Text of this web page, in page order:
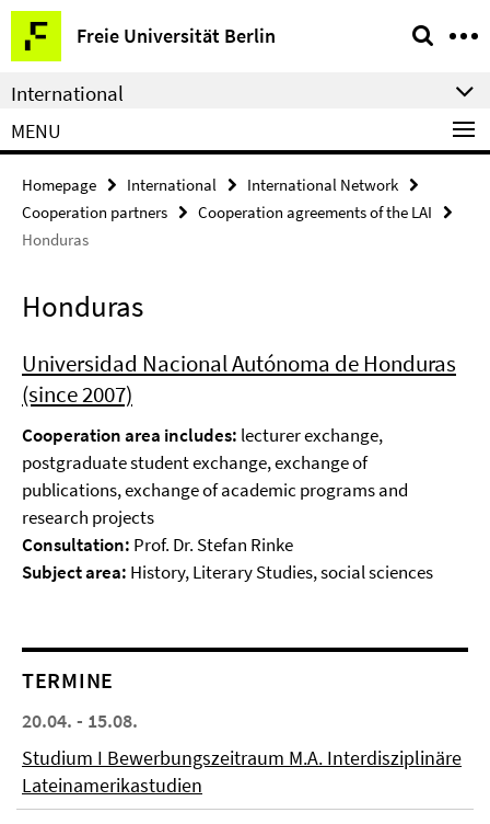
Springe
direkt
zu
Inhalt
Freie Universität Berlin
Service
Navigation
International
MENU
Homepage International
International Network
Cooperation partners
Cooperation agreements of the LAI
Honduras
Honduras
Universidad Nacional Autónoma de Honduras
(since 2007)
Cooperation area includes: lecturer exchange,
postgraduate student exchange, exchange of
publications, exchange of academic programs and
research projects
Consultation: Prof. Dr. Stefan Rinke
Subject area: History, Literary Studies, social sciences
TERMINE
20.04. - 15.08.
Studium I Bewerbungszeitraum M.A. Interdisziplinäre
Lateinamerikastudien